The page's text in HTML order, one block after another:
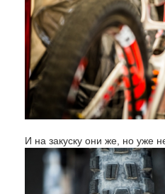
И на закуску они же, но уже